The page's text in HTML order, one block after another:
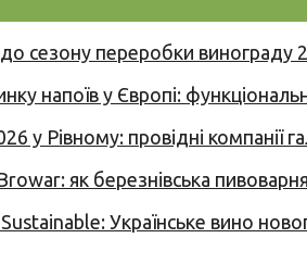
до сезону переробки винограду
напоїв у Європі:
у Рівному: провідні компанії
як березнівська
Українське вино